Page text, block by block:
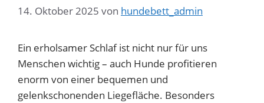
14. Oktober 2025 von hundebett_admin
Ein erholsamer Schlaf ist nicht nur für uns
Menschen wichtig – auch Hunde profitieren
enorm von einer bequemen und
gelenkschonenden Liegefläche. Besonders